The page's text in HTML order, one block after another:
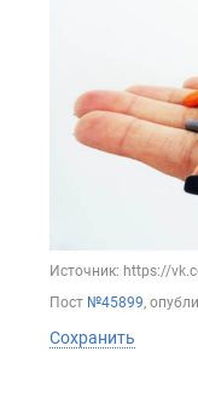
Источник: https://
Пост №45899,
Сохранить